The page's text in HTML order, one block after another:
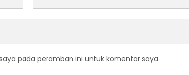
pada peramban ini untuk komentar saya